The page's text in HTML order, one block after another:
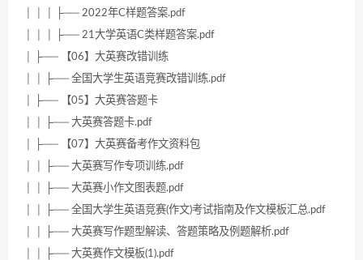
│ │ │ ├── 2022年C样题答案.pdf
│ │ │ ├── 21大学英语C类样题答案.pdf
│ ├── 【06】大英赛改错训练
│ │ ├── 全国大学生英语竞赛改错训练.pdf
│ ├── 【05】大英赛答题卡
│ │ ├── 大英赛答题卡.pdf
│ ├── 【07】大英赛备考作文资料包
│ │ ├── 大英赛写作专项训练.pdf
│ │ ├── 大英赛小作文图表题.pdf
│ │ ├── 全国大学生英语竞赛(作文)考试指南及作文模板汇总.pdf
│ │ ├── 大英赛写作题型解读、答题策略及例题解析.pdf
│ │ ├── 大英赛作文模板(1).pdf